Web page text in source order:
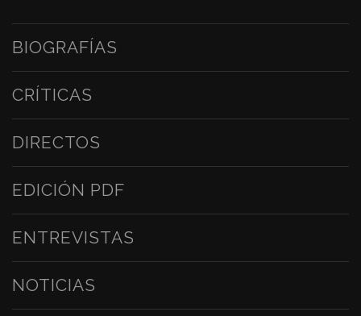
BIOGRAFÍAS
CRÍTICAS
DIRECTOS
EDICIÓN PDF
ENTREVISTAS
NOTICIAS